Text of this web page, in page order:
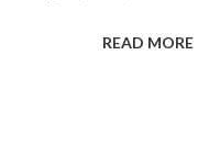
சாராக அமைத்து
READ MORE